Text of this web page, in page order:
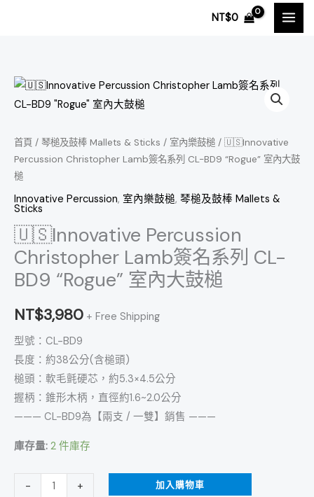
NT$0
首頁 / 琴槌及鼓棒 Mallets & Sticks / 室內樂鼓槌 / 🇺🇸Innovative
Percussion Christopher Lamb簽名系列 CL-BD9 “Rogue” 室內大鼓
槌
Innovative Percussion, 室內樂鼓槌, 琴槌及鼓棒 Mallets &
Sticks
🇺🇸Innovative Percussion
Christopher Lamb簽名系列 CL-
BD9 “Rogue” 室內大鼓槌
NT$3,980 + Free Shipping
型號：CL-BD9
長度：約38公分(含槌頭)
槌頭：軟毛氈硬芯，約5.3×4.5公分
握柄：錐形木柄，直徑約1.6~2.0公分
——— CL-BD9為【兩支 / 一雙】銷售 ———
庫存量: 2 件庫存
-
🇺🇸
Innovative
Christopher
Lamb
簽
名
列
CL-
BD9
室
大
鼓
槌
數
+ 加入購物車